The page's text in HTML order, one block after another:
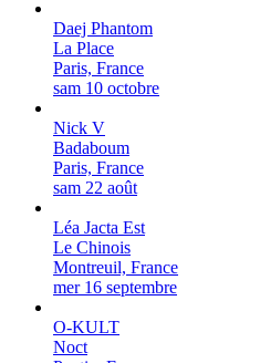
Daej Phantom
La Place
Paris, France
sam 10 octobre
Nick V
Badaboum
Paris, France
sam 22 août
Léa Jacta Est
Le Chinois
Montreuil, France
mer 16 septembre
O-KULT
Noct